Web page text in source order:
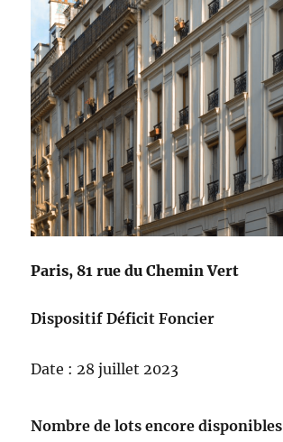
Paris, 81 rue du Chemin Vert
Dispositif Déficit Foncier
Date : 28 juillet 2023
Nombre de lots encore disponibles